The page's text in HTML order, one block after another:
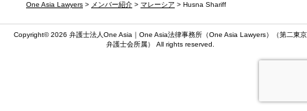
One Asia Lawyers > メンバー紹介 > マレーシア > Husna Shariff
Copyright© 2026 弁護士法人One Asia｜One Asia法律事務所（One Asia Lawyers）（第二東京
弁護士会所属） All rights reserved.